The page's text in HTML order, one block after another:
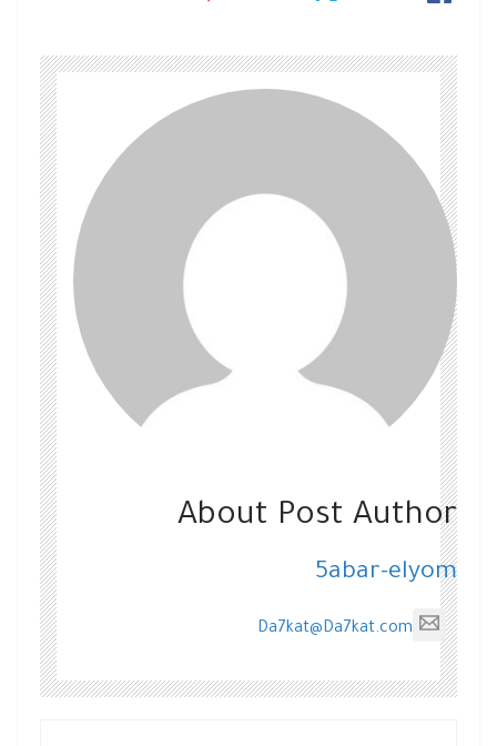
About Post Author
5abar-elyom
Da7kat@Da7kat.com